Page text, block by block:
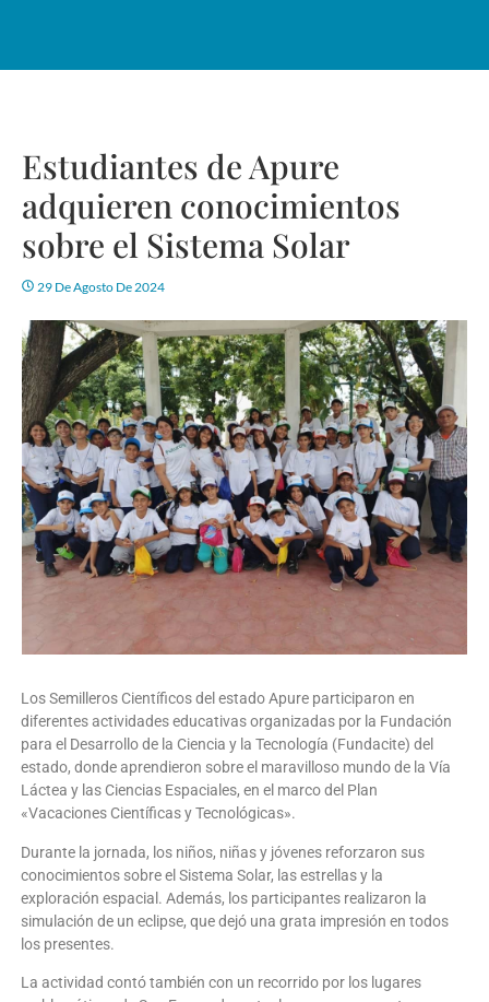
Estudiantes de Apure
adquieren conocimientos
sobre el Sistema Solar
29 De Agosto De 2024
Los Semilleros Científicos del estado Apure participaron en
diferentes actividades educativas organizadas por la Fundación
para el Desarrollo de la Ciencia y la Tecnología (Fundacite) del
estado, donde aprendieron sobre el maravilloso mundo de la Vía
Láctea y las Ciencias Espaciales, en el marco del Plan
«Vacaciones Científicas y Tecnológicas».
Durante la jornada, los niños, niñas y jóvenes reforzaron sus
conocimientos sobre el Sistema Solar, las estrellas y la
exploración espacial. Además, los participantes realizaron la
simulación de un eclipse, que dejó una grata impresión en todos
los presentes.
La actividad contó también con un recorrido por los lugares